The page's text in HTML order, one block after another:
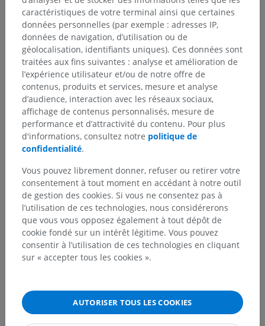
Termes généraux> Squelette axial
Structures sous-jacentes :
Rachis
Rachis lombaire
Anatomie comparée chez l’animal
Traductions
Vous avez vu une erreur ?
N’hésitez pas à nous suggérer une correction, une
traduction, une amélioration de contenu.
Signaler un problème
caractéristiques de votre terminal ainsi que certaines
données personnelles (par exemple : adresses IP,
données de navigation, d’utilisation ou de
géolocalisation, identifiants uniques). Ces données sont
traitées aux fins suivantes : analyse et amélioration de
l’expérience utilisateur et/ou de notre offre de
contenus, produits et services, mesure et analyse
d’audience, interaction avec les réseaux sociaux,
affichage de contenus personnalisés, mesure de
performance et d’attractivité du contenu. Pour plus
d'informations, consultez notre politique de
confidentialité.
Vous pouvez librement donner, refuser ou retirer votre
consentement à tout moment en accédant à notre outil
de gestion des cookies. Si vous ne consentez pas à
l’utilisation de ces technologies, nous considérerons
que vous vous opposez également à tout dépôt de
cookie fondé sur un intérêt légitime. Vous pouvez
consentir à l’utilisation de ces technologies en cliquant
sur « accepter tous les cookies ».
AUTORISER TOUS LES COOKIES